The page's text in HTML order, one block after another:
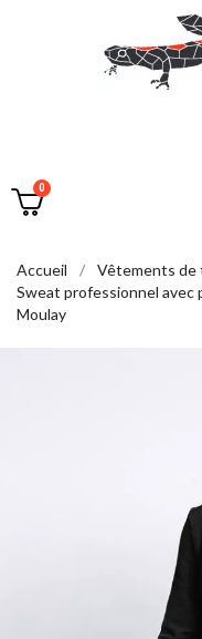
Accueil Vêtements de
Sweat professionnel
Moulay